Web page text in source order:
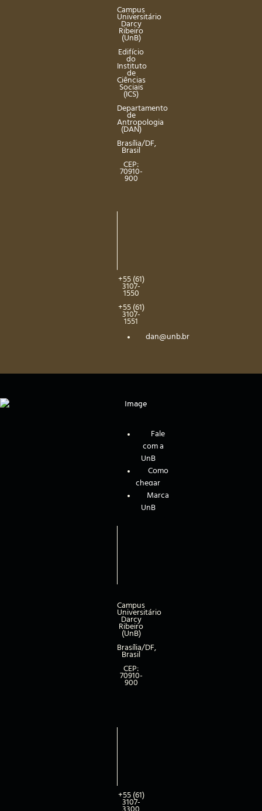
Campus
Universitário
Darcy
Ribeiro
(UnB)
Edifício
do
Instituto
de
Ciências
Sociais
(ICS)
Departamento
de
Antropologia
(DAN)
Brasília/DF,
Brasil
CEP:
70910-
900
+55 (61)
3107-
1550
+55 (61)
3107-
1551
dan@unb.br
Fale
com a
UnB
Como
chegar
Marca
UnB
Campus
Universitário
Darcy
Ribeiro
(UnB)
Brasília/DF,
Brasil
CEP:
70910-
900
+55 (61)
3107-